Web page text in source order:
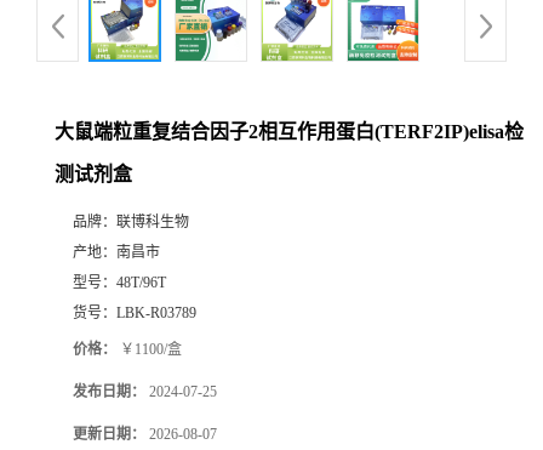
大鼠端粒重复结合因子2相互作用蛋白(TERF2IP)elisa检
测试剂盒
品牌： 联博科生物
产地： 南昌市
型号： 48T/96T
货号： LBK-R03789
价格： ￥1100/盒
发布日期： 2024-07-25
更新日期： 2026-08-07